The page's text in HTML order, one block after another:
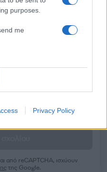
purposes.
me
Privacy Policy
εδώ
από reCAPTCHA, ισχύουν
της Google.